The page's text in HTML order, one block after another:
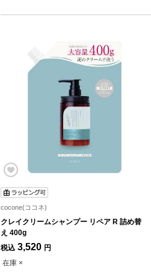
cocone(ココネ)
クレイクリームシャンプー リペア R 詰め替
え 400g
税込 3,520 円
在庫 ×